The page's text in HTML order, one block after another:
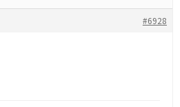
#6928